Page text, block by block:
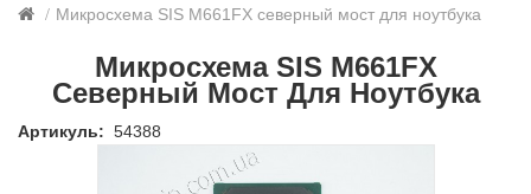
Микросхема SIS M661FX северный мост для ноутбука
Микросхема SIS M661FX
Северный Мост Для Ноутбука
Артикуль: 54388